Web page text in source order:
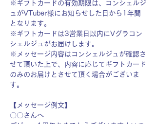
※ギフトカードの有効期限は、コンシェルジ
ュがVTuber様にお知らせした日から1年間
となります。
※ギフトカードは3営業日以内にVグラコン
シェルジュがお届けします。
※メッセージ内容はコンシェルジュが確認さ
せて頂いた上で、内容に応じてギフトカード
のみのお届けとさせて頂く場合がございま
す。
【メッセージ例文】
〇〇さんへ